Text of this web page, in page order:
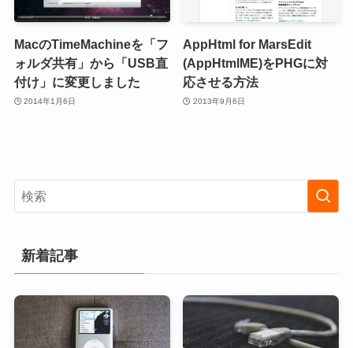
MacのTimeMachineを「フ
ォルダ共有」から「USB直
付け」に変更しました
2014年1月6日
AppHtml for MarsEdit
(AppHtmlME)をPHGに対
応させる方法
2013年9月6日
新着記事